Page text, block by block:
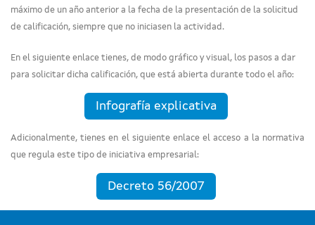
máximo de un año anterior a la fecha de la presentación de la solicitud
de calificación, siempre que no iniciasen la actividad.
En el siguiente enlace tienes, de modo gráfico y visual, los pasos a dar
para solicitar dicha calificación, que está abierta durante todo el año:
Infografía explicativa
Adicionalmente, tienes en el siguiente enlace el acceso a la normativa
que regula este tipo de iniciativa empresarial:
Decreto 56/2007